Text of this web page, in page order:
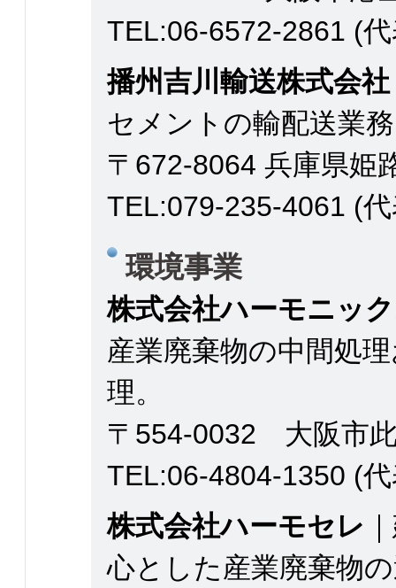
TEL:06-6572-2861 (
播州吉川輸送株式会社
セメントの輸配送業
〒672-8064 兵庫県姫
TEL:079-235-4061 (
環境事業
株式会社ハーモニッ
産業廃棄物の中間処
理。
〒554-0032 大阪市
TEL:06-4804-1350 (
株式会社ハーモセレ
心とした産業廃棄物